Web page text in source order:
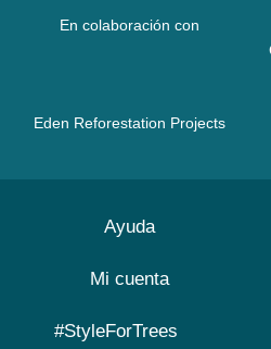
En colaboración con
Eden Reforestation Projects
Ayuda
Mi cuenta
#StyleForTrees